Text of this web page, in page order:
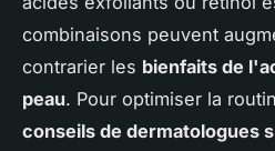
combinaisons peuvent
contrarier les bienfaits de
peau. Pour optimiser la
conseils de dermatologues